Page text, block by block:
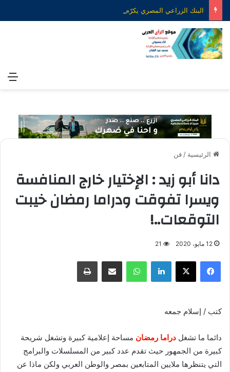
الرئيسية /فن
دانا أبو زيد : الإختيار خارج المنافسة
ويسرا تفوقت ودراما رمضان خيبت
التوقعات..!
12 مايو، 2020 21
فيسبوك X لينكدإن واتساب مشاركة عبر البريد طباعة
كتب / إسلام جمعه
دائما ما تشغل دراما رمضان مساحة إعلامية كبيرة وتشغل شريحة
كبيرة من الجمهور حيث تقدم عدد كبير من المسلسلات والبرامج
التي يتنظرها ملايين المتابعين بمصر والوطن العربي ولكن ماذا عن